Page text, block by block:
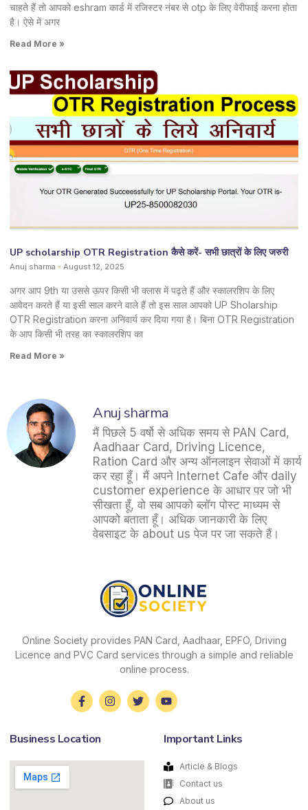
चाहते हैं तो आपको eshram कार्ड में रजिस्टर नंबर से otp के लिए वेरीफाई करना होता
है। ऐसे में अगर
Read More »
UP scholarship OTR Registration कैसे करें- सभी छात्रों के लिए जरुरी
Anuj sharma August 12, 2025
अगर आप 9th या उससे ऊपर किसी भी क्लास में पढ़ते हैं और स्कालरशिप के लिए
आवेदन करते हैं या इसी साल करने वाले हैं तो इस साल आपको UP Sholarship
OTR Registration करना अनिवार्य कर दिया गया है। बिना OTR Registration
के आप किसी भी तरह का स्कालरशिप का
Read More »
Anuj sharma
मैं पिछले 5 वर्षो से अधिक समय से PAN Card,
Aadhaar Card, Driving Licence,
Ration Card और अन्य ऑनलाइन सेवाओं में कार्य
कर रहा हूँ। मैं अपने Internet Cafe और daily
customer experience के आधार पर जो भी
सीखता हूँ, वो सब आपको ब्लॉग पोस्ट माध्यम से
आपको बताता हूँ। अधिक जानकारी के लिए
वेबसाइट के about us पेज पर जा सकते हैं।
Online Society provides PAN Card, Aadhaar, EPFO, Driving
Licence and PVC Card services through a simple and reliable
online process.
Business Location Important Links
Article & Blogs
Contact us
About us